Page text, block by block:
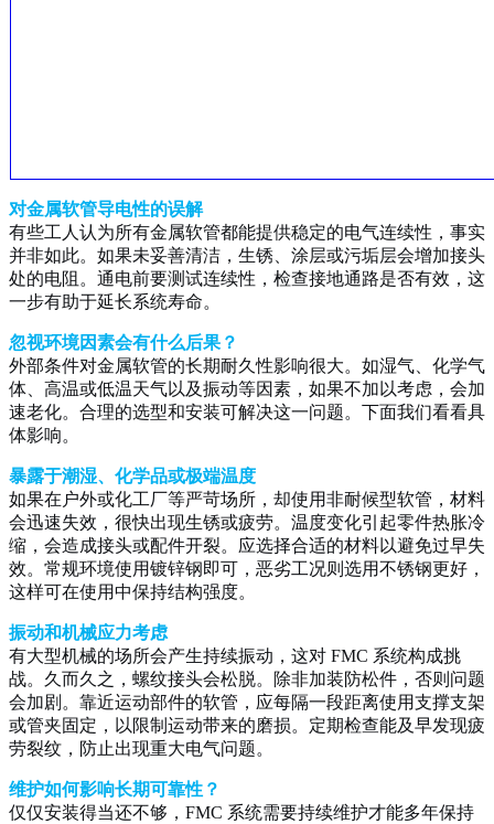
对金属软管导电性的误解
有些工人认为所有金属软管都能提供稳定的电气连续性，事实
并非如此。如果未妥善清洁，生锈、涂层或污垢层会增加接头
处的电阻。通电前要测试连续性，检查接地通路是否有效，这
一步有助于延长系统寿命。
忽视环境因素会有什么后果？
外部条件对金属软管的长期耐久性影响很大。如湿气、化学气
体、高温或低温天气以及振动等因素，如果不加以考虑，会加
速老化。合理的选型和安装可解决这一问题。下面我们看看具
体影响。
暴露于潮湿、化学品或极端温度
如果在户外或化工厂等严苛场所，却使用非耐候型软管，材料
会迅速失效，很快出现生锈或疲劳。温度变化引起零件热胀冷
缩，会造成接头或配件开裂。应选择合适的材料以避免过早失
效。常规环境使用镀锌钢即可，恶劣工况则选用不锈钢更好，
这样可在使用中保持结构强度。
振动和机械应力考虑
有大型机械的场所会产生持续振动，这对 FMC 系统构成挑
战。久而久之，螺纹接头会松脱。除非加装防松件，否则问题
会加剧。靠近运动部件的软管，应每隔一段距离使用支撑支架
或管夹固定，以限制运动带来的磨损。定期检查能及早发现疲
劳裂纹，防止出现重大电气问题。
维护如何影响长期可靠性？
仅仅安装得当还不够，FMC 系统需要持续维护才能多年保持